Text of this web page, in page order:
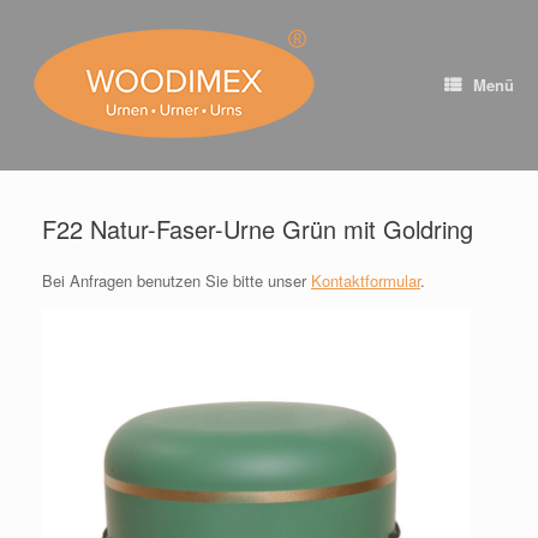
springen
Menü
F22 Natur-Faser-Urne Grün mit Goldring
Bei Anfragen benutzen Sie bitte unser Kontaktformular.